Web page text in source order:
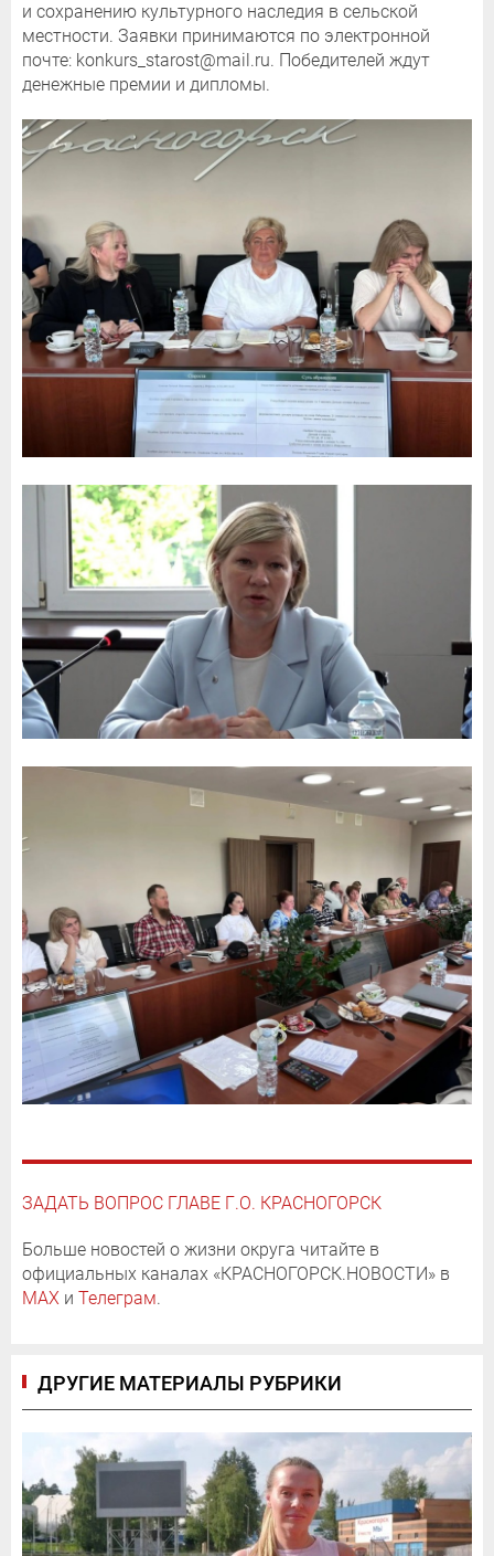
и сохранению культурного наследия в сельской
местности. Заявки принимаются по электронной
почте: konkurs_starost@mail.ru. Победителей ждут
денежные премии и дипломы.
ЗАДАТЬ ВОПРОС ГЛАВЕ Г.О. КРАСНОГОРСК
Больше новостей о жизни округа читайте в
официальных каналах «КРАСНОГОРСК.НОВОСТИ» в
MAX и Телеграм.
ДРУГИЕ МАТЕРИАЛЫ РУБРИКИ